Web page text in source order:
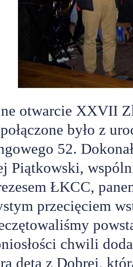
otwarcie XXVII
było z
52.
Piątkowski,
ŁKCC,
przecięciem
chwili
dęta z Dobrej,